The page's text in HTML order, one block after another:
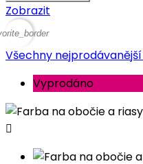
Zobrazit
Všechny
Vyprodáno
